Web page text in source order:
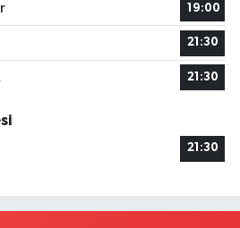
19:00
21:30
21:30
21:30